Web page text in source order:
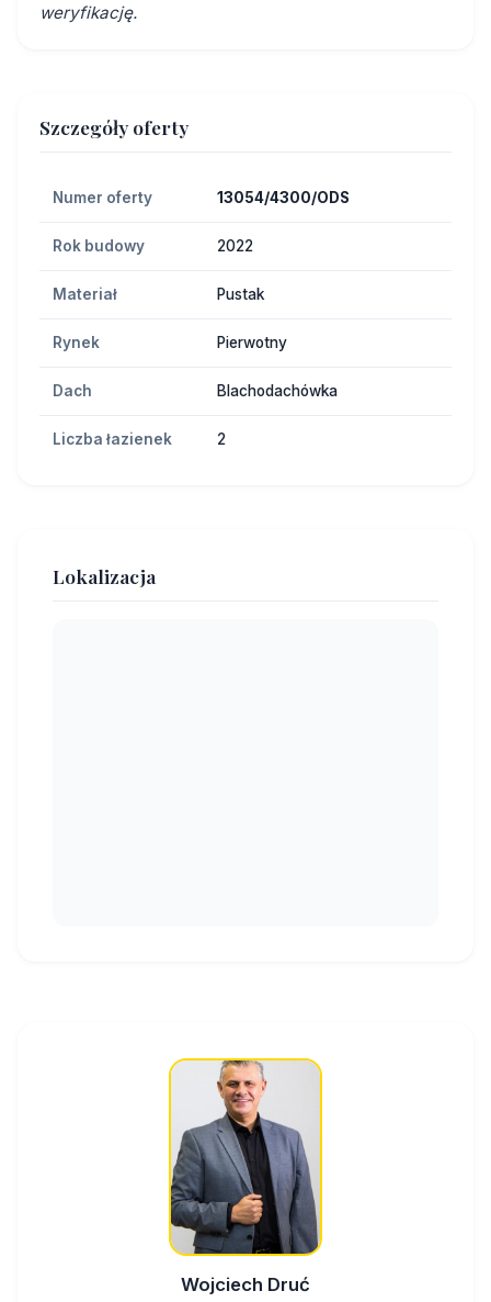
weryfikację.
Szczegóły oferty
Numer oferty 13054/4300/ODS
Rok budowy 2022
Materiał Pustak
Rynek Pierwotny
Dach Blachodachówka
Liczba łazienek 2
Lokalizacja
Wojciech Druć